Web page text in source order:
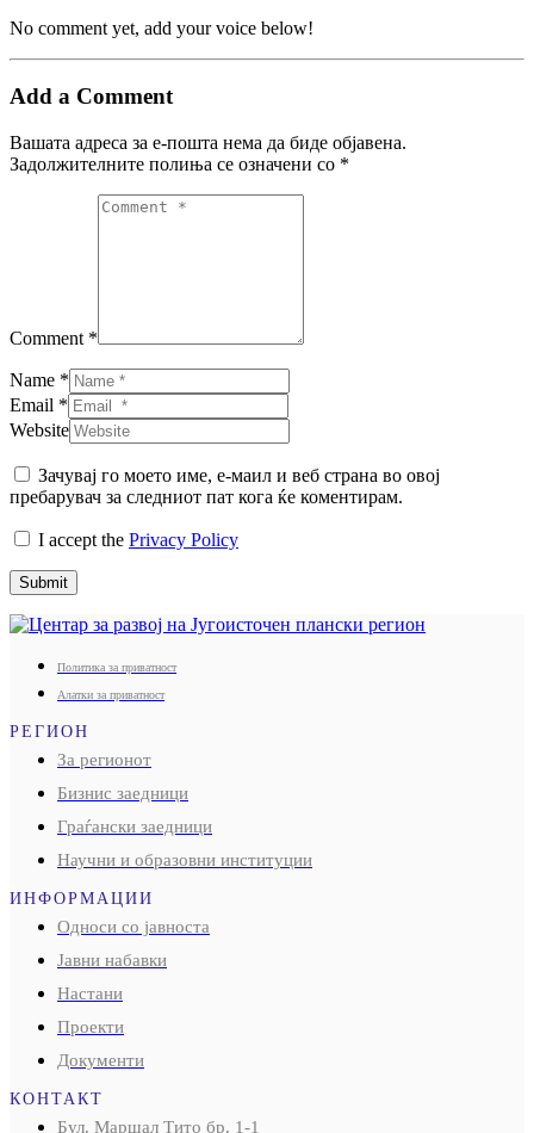
No comment yet, add your voice below!
Add a Comment
Вашата адреса за е-пошта нема да биде објавена.
Задолжителните полиња се означени со *
Comment *
Name *
Email *
Website
Зачувај го моето име, е-маил и веб страна во овој
пребарувач за следниот пат кога ќе коментирам.
I accept the Privacy Policy
Submit
Политика за приватност
Алатки за приватност
РЕГИОН
За регионот
Бизнис заедници
Граѓански заедници
Научни и образовни институции
ИНФОРМАЦИИ
Односи со јавноста
Јавни набавки
Настани
Проекти
Документи
КОНТАКТ
Бул. Маршал Тито бр. 1-1